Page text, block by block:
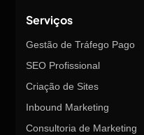
Serviços
Gestão de Tráfego Pago
SEO Profissional
Criação de Sites
Inbound Marketing
Consultoria de Marketing